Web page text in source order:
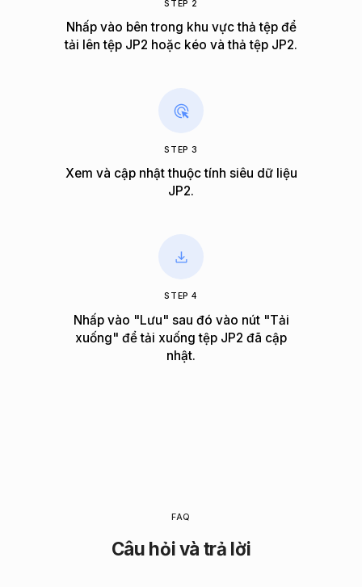
STEP 2
Nhấp vào bên trong khu vực thả tệp để
tải lên tệp JP2 hoặc kéo và thả tệp JP2.
STEP 3
Xem và cập nhật thuộc tính siêu dữ liệu
JP2.
STEP 4
Nhấp vào "Lưu" sau đó vào nút "Tải
xuống" để tải xuống tệp JP2 đã cập
nhật.
FAQ
Câu hỏi và trả lời